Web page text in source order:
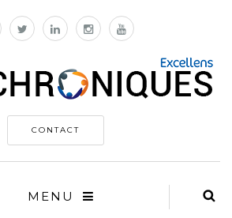
CONTACT
MENU